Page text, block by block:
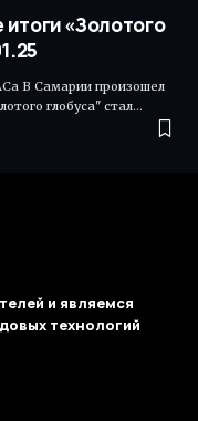
«Золотого
В Самарии произошел
глобуса" стал…
и являемся
технологий